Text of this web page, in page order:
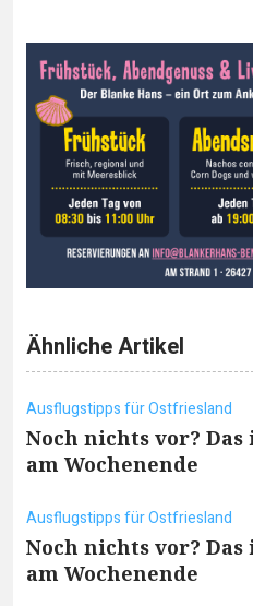
Ähnliche Artikel
Ausflugstipps für Ostfriesland
Noch nichts vor? Das
am Wochenende
Ausflugstipps für Ostfriesland
Noch nichts vor? Das
am Wochenende